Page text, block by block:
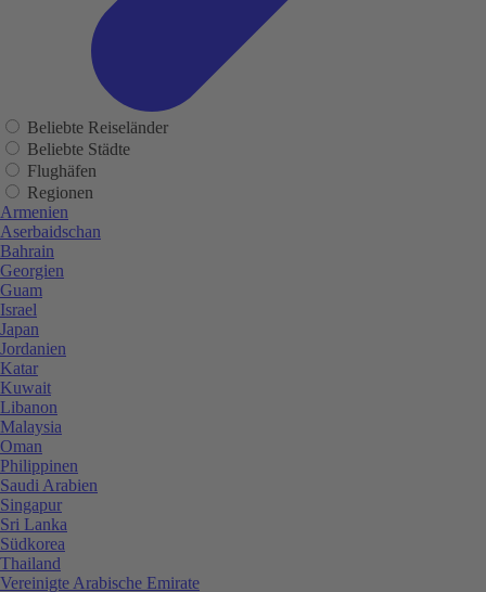
Beliebte Reiseländer
Beliebte Städte
Flughäfen
Regionen
Armenien
Aserbaidschan
Bahrain
Georgien
Guam
Israel
Japan
Jordanien
Katar
Kuwait
Libanon
Malaysia
Oman
Philippinen
Saudi Arabien
Singapur
Sri Lanka
Südkorea
Thailand
Vereinigte Arabische Emirate